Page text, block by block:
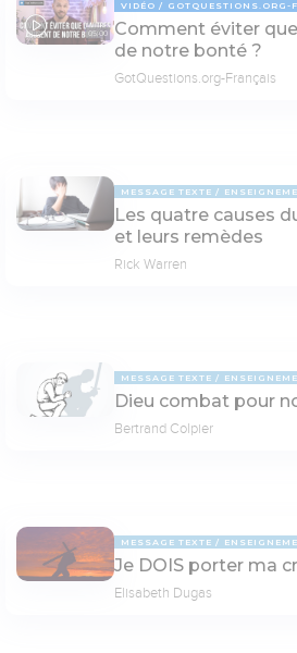
05:00
VIDÉO GOTQUESTIONS.ORG-
Comment éviter
de notre bonté ?
GotQuestions.org-Français
MESSAGE TEXTE
Les quatre causes
et leurs remèdes
Rick Warren
MESSAGE TEXTE
Dieu combat pour
Bertrand Colpier
MESSAGE TEXTE
Je DOIS porter ma
Elisabeth Dugas